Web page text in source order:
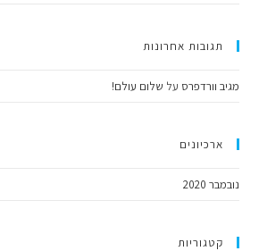
תגובות אחרונות
מגיב וורדפרס על שלום עולם!
ארכיונים
נובמבר 2020
קטגוריות